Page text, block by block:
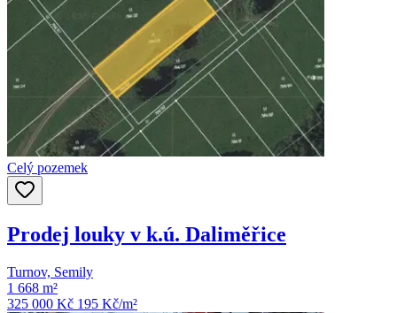
Celý pozemek
Prodej louky v k.ú. Daliměřice
Turnov, Semily
1 668 m²
325 000 Kč 195 Kč/m²